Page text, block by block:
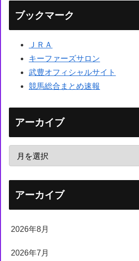
ブックマーク
ＪＲＡ
キーファーズサロン
武豊オフィシャルサイト
競馬総合まとめ速報
アーカイブ
アーカイブ
2026年8月
2026年7月